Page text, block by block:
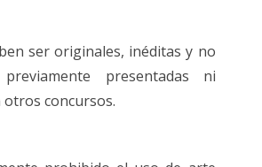
ser originales, inéditas y no
presentadas ni
otros concursos.